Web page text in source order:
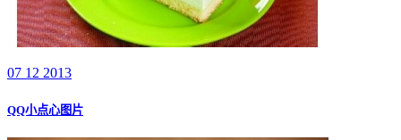
07 12 2013
QQ小点心图片